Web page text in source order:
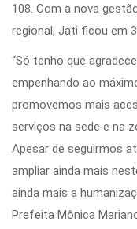
108. Com a nova
regional, Jati ficou em
“Só tenho que
empenhando ao
promovemos mais
serviços na sede e na
Apesar de seguirmos
ampliar ainda mais
ainda mais a
Prefeita Mônica